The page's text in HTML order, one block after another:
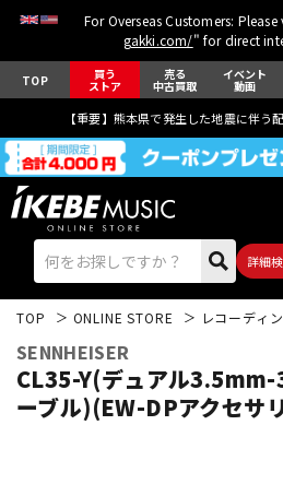
For Overseas Customers:
gakki.com/" for direct
TOP 買う
ストア
売る
中古買取
イベント
動画
【重要】熊本県で発生した地震に伴う
詳細
TOP ONLINE STORE レコーディ
SENNHEISER
CL35-Y(デュアル
ーブル)(EW-DPアクセサ